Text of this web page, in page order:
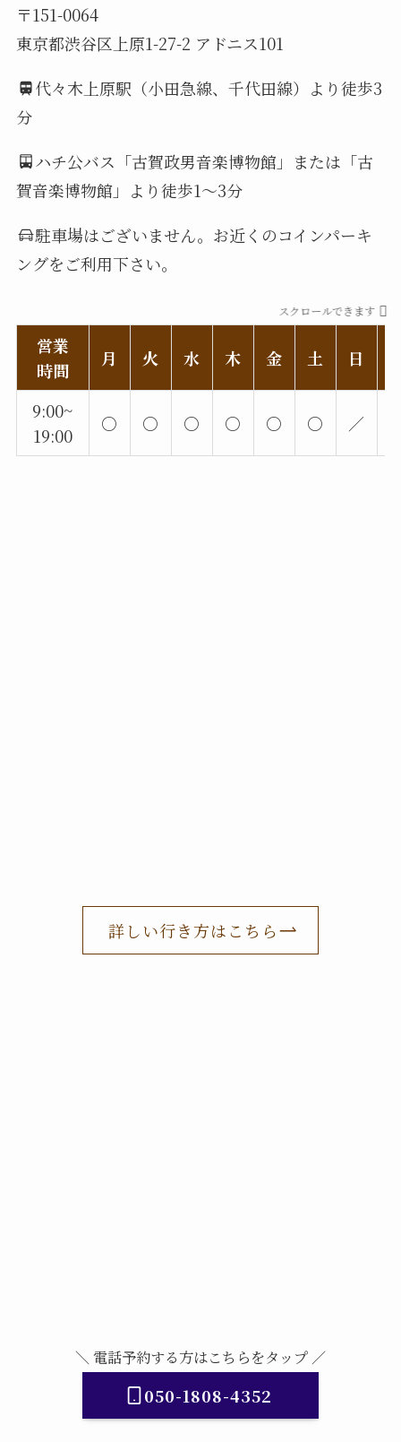
〒151-0064
東京都渋谷区上原1-27-2 アドニス101
代々木上原駅（小田急線、千代田線）より徒歩3
分
ハチ公バス「古賀政男音楽博物館」または「古
賀音楽博物館」より徒歩1～3分
駐車場はございません。お近くのコインパーキ
ングをご利用下さい。
スクロールできます
営業
時間
月 火 水 木 金 土 日
9:00~
19:00
○ ○ ○ ○ ○ ○ ／
詳しい行き方はこちら
＼ 電話予約する方はこちらをタップ ／
050-1808-4352